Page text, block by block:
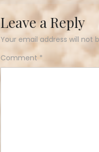
Leave a Reply
Your email address will not
Comment *